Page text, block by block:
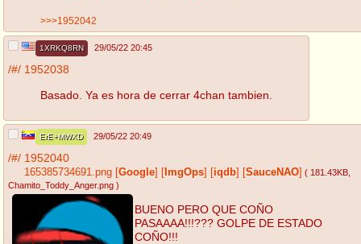
>>>1952042
1XRKQ8RN 29/05/22 20:45
/#/ 1952038
Basado. Ya es hora de cerrar 4chan tambien.
ErE+MWXD 29/05/22 20:49
/#/ 1952040
165385734691.png Google ImgOps iqdb SauceNAO ( 181.43KB
Chamito_Toddy_Anger.png )
BUENO PERO QUE COÑO
PASAAAA!!!??? GOLPE DE ESTADO
COÑO!!!